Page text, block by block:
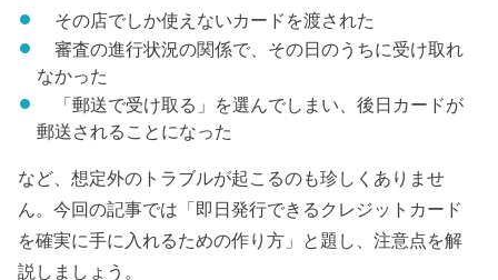
その店でしか使えないカードを渡された
審査の進行状況の関係で、その日のうちに受け取れ
なかった
「郵送で受け取る」を選んでしまい、後日カードが
郵送されることになった
など、想定外のトラブルが起こるのも珍しくありませ
ん。今回の記事では「即日発行できるクレジットカード
を確実に手に入れるための作り方」と題し、注意点を解
説しましょう。